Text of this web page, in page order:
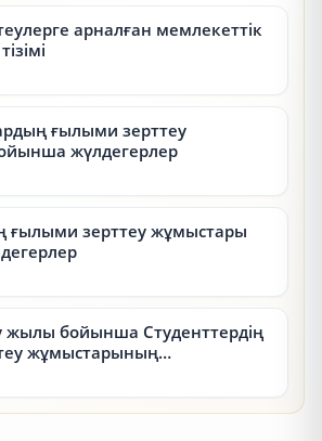
арналған мемлекеттік
ғылыми зерттеу
жүлдегерлер
ғылыми зерттеу жұмыстары
жылы бойынша Студенттердің
жұмыстарының
(СҒЗЖ)